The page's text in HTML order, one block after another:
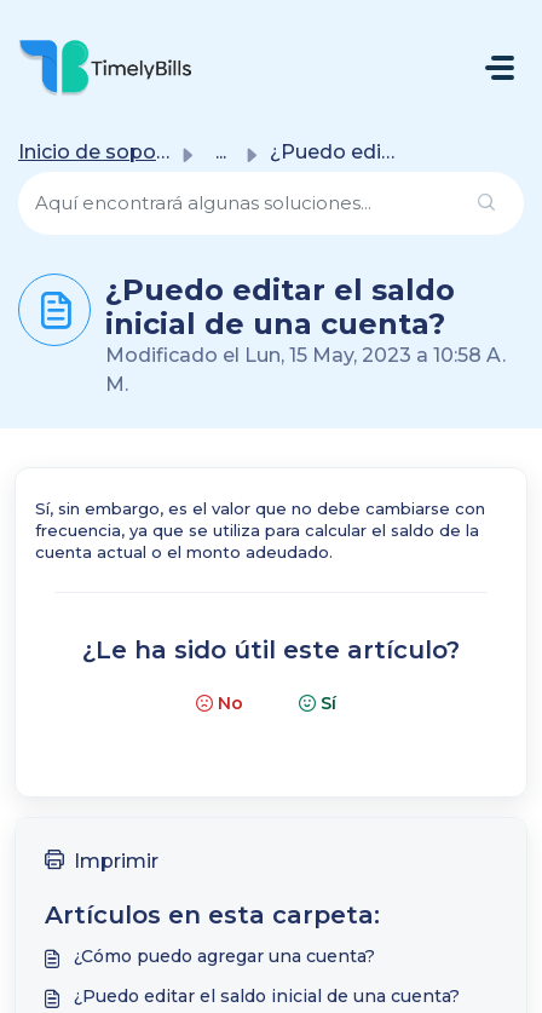
Saltar Al Contenido Principal
Inicio de soporte ... ¿Puedo editar el saldo inicial de una cuenta?
¿Puedo editar el saldo
inicial de una cuenta?
Modificado el Lun, 15 May, 2023 a 10:58 A.
M.
Sí, sin embargo, es el valor que no debe cambiarse con
frecuencia, ya que se utiliza para calcular el saldo de la
cuenta actual o el monto adeudado.
¿Le ha sido útil este artículo?
No Sí
Imprimir
Artículos en esta carpeta:
¿Cómo puedo agregar una cuenta?
¿Puedo editar el saldo inicial de una cuenta?